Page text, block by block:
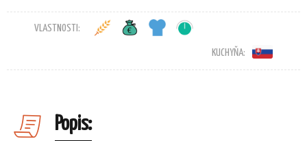
VLASTNOSTI:
KUCHYŇA:
Popis: